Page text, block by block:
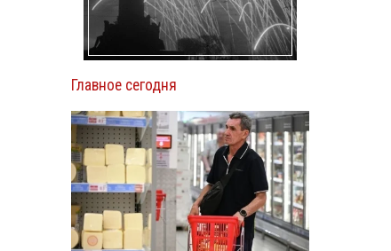
Главное сегодня